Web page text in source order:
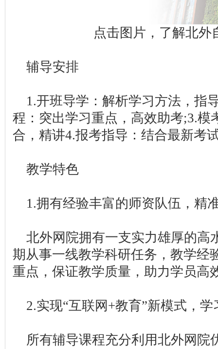
点击图片，了解北外
辅导安排
1.开班导学：解析学习方法，指
程：突出学习重点，高效助考;3.模
合，精讲4.报考指导：结合最新考
教学特色
1.拥有经验丰富的师资队伍，精
北外网院拥有一支实力雄厚的高
期从事一线教学科研任务，教学经
重点，保证教学质量，助力学员高
2.实现“互联网+教育”新模式，
所有辅导课程充分利用北外网院